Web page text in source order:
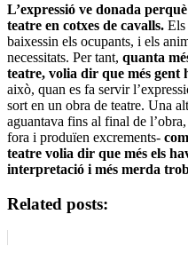
L’expressió ve donada
teatre en cotxes de cavalls. Els
baixessin els ocupants, i els
necessitats. Per tant, quanta
teatre, volia dir que més gent
això, quan es fa servir
sort en un obra de teatre. Una
aguantava fins al final de
fora i produïen excrements-
teatre volia dir que més els
interpretació i més merda
Related posts: